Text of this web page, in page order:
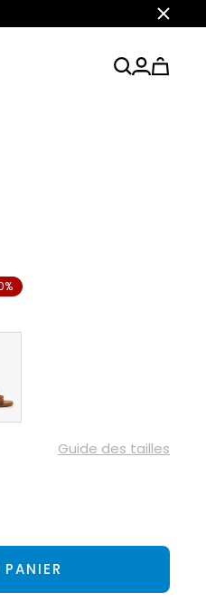
Fermer
Guide des tailles